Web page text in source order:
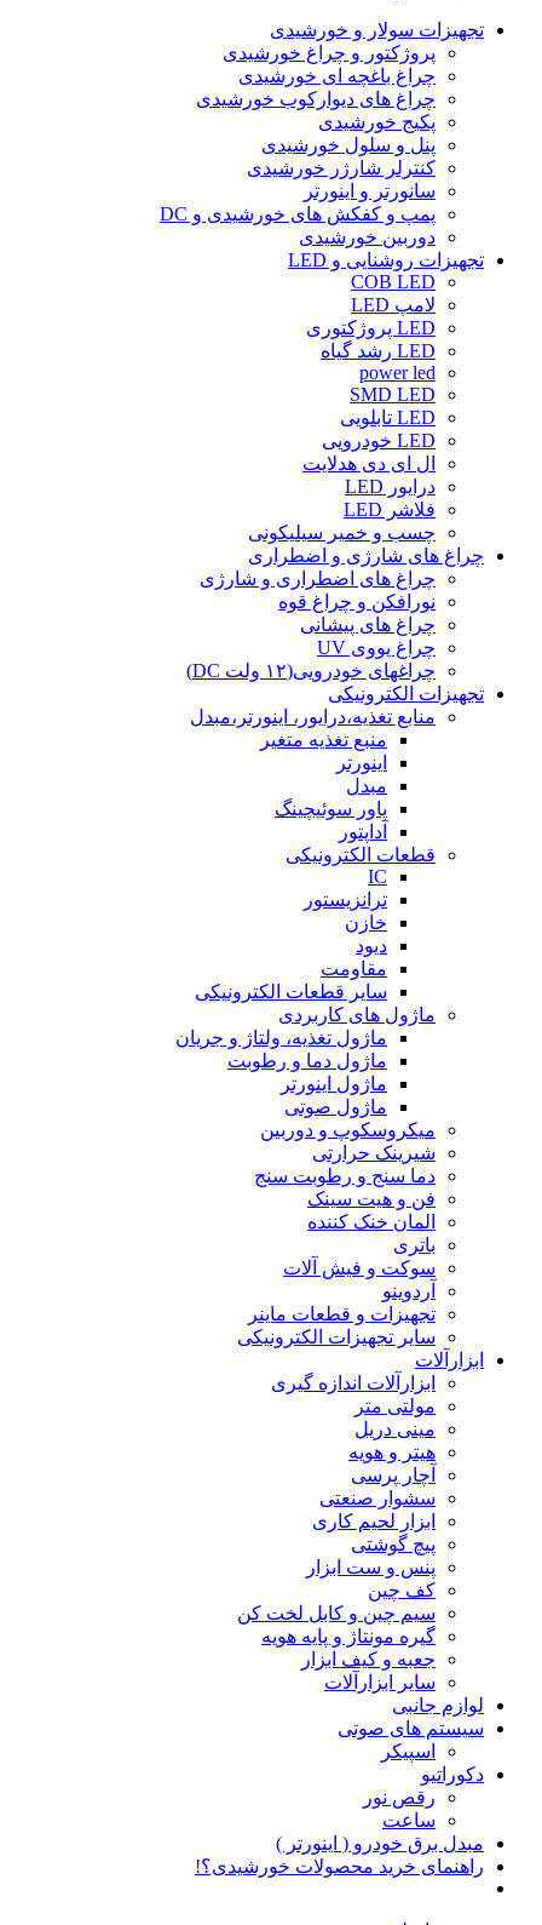
تجهیزات سولار و خورشیدی
پروژکتور و چراغ خورشیدی
چراغ باغچه ای خورشیدی
چراغ های دیوارکوب خورشیدی
پکیج خورشیدی
پنل و سلول خورشیدی
کنترلر شارژر خورشیدی
سانورتر و اینورتر
پمپ و کفکش های خورشیدی و DC
دوربین خورشیدی
تجهیزات روشنایی و LED
COB LED
لامپ LED
LED پروژکتوری
LED رشد گیاه
power led
SMD LED
LED تابلویی
LED خودرویی
ال ای دی هدلایت
درایور LED
فلاشر LED
چسب و خمیر سیلیکونی
چراغ های شارژی و اضطراری
چراغ های اضطراری و شارژی
نورافکن و چراغ قوه
چراغ های پیشانی
چراغ یووی UV
چراغهای خودرویی(۱۲ ولت DC)
تجهیزات الکترونیکی
منابع تغذیه،درایور، اینورتر،مبدل
منبع تغذیه متغیر
اینورتر
مبدل
پاور سوئیچینگ
آداپتور
قطعات الکترونیکی
IC
ترانزیستور
خازن
دیود
مقاومت
سایر قطعات الکترونیکی
ماژول های کاربردی
ماژول تغذیه، ولتاژ و جریان
ماژول دما و رطوبت
ماژول اینورتر
ماژول صوتی
میکروسکوپ و دوربین
شیرینک حرارتی
دما سنج و رطوبت سنج
فن و هیت سینک
المان خنک کننده
باتری
سوکت و فیش آلات
آردوینو
تجهیزات و قطعات ماینر
سایر تجهیزات الکترونیکی
ابزارآلات
ابزارآلات اندازه گیری
مولتی متر
مینی دریل
هیتر و هویه
آچار پرسی
سشوار صنعتی
ابزار لحیم کاری
پیچ گوشتی
پنس و ست ابزار
کف چین
سیم چین و کابل لخت کن
گیره مونتاژ و پایه هویه
جعبه و کیف ابزار
سایر ابزارآلات
لوازم جانبی
سیستم های صوتی
اسپیکر
دکوراتیو
رقص نور
ساعت
مبدل برق خودرو ( اینورتر )
راهنمای خرید محصولات خورشیدی؟!